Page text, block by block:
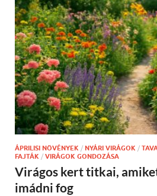
ÁPRILISI NÖVÉNYEK / NYÁRI VIRÁGOK /
FAJTÁK / VIRÁGOK GONDOZÁSA
Virágos kert titkai,
imádni fog